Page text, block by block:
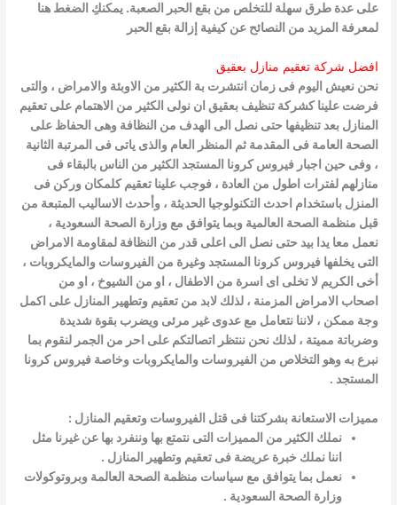
على عدة طرق سهلة للتخلص من بقع الحبر الصعبة. يمكنكِ الضغط هنا
لمعرفة المزيد من النصائح عن كيفية إزالة بقع الحبر
افضل شركة تعقيم منازل بعقيق
نحن نعيش اليوم فى زمان انتشرت بة الكثير من الاوبئة والامراض ، والتى
فرضت علينا كشركة تنظيف بعقيق ان نولى الكثير من الاهتمام على تعقيم
المنازل بعد تنظيفها حتى نصل الى الهدف من النظافة وهى الحفاظ على
الصحة العامة فى المقدمة ثم المنظر العام والذى ياتى فى المرتبة الثانية
، وفى حين اجبار فيروس كرونا المستجد الكثير من الناس بالبقاء فى
منازلهم لفترات اطول من العادة ، فوجب علينا تعقيم كلمكان وركن فى
المنزل باستخدام احدث التكنولوجيا الحديثة ، وأحدث الاساليب المتبعة من
قبل منظمة الصحة العالمية وبما يتوافق مع وزارة الصحة السعودية ،
نعمل معا يدا بيد حتى نصل الى اعلى قدر من النظافة لمقاومة الامراض
التى يخلفها فيروس كرونا المستجد وغيرة من الفيروسات والمايكروبات ،
أخى الكريم لا تخلى اى اسرة من الاطفال ، او من الشيوخ ، او من
اصحاب الامراض المزمنة ، لذلك لابد من تعقيم وتطهير المنازل على اكمل
وجة ممكن ، لاننا نتعامل مع عدوى غير مرئى ويضرب بقوة شديدة
وضرباتة مميتة ، لذلك نحن ننتظر اتصالتكم على احر من الجمر لنقوم بما
نبرع به وهو التخلاص من الفيروسات والمايكروبات وخاصة فيروس كرونا
المستجد .
مميزات الاستعانة بشركتنا فى قتل الفيروسات وتعقيم المنازل :
نملك الكثير من المميزات التى نتمتع بها وننفرد بها عن غيرنا مثل
اننا نملك خبرة عريضة فى تعقيم وتطهير المنازل .
نعمل بما يتوافق مع سياسات منظمة الصحة العالمة وبروتوكولات
وزارة الصحة السعودية .